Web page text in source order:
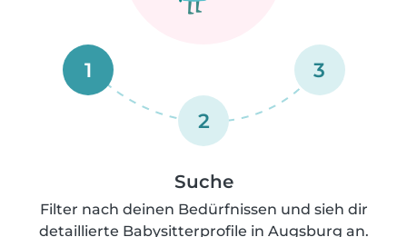
1
2
3
Suche
Filter nach deinen Bedürfnissen und sieh dir
detaillierte Babysitterprofile in Augsburg an.